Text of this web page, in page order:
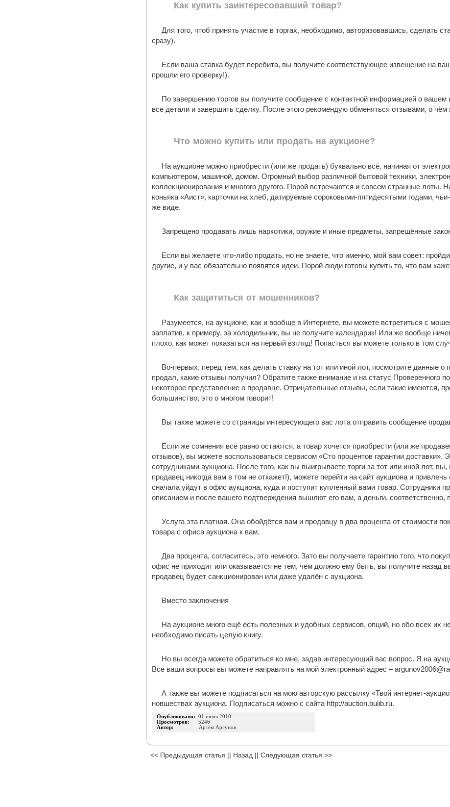
Как купить заинтересовавший товар?
Для того, чтоб принять участие в торгах, необходимо, авторизовавшись, сделать
сразу).
Если ваша ставка будет перебита, вы получите соответствующее извещение на
прошли его проверку!).
По завершению торгов вы получите сообщение с контактной информацией о
все детали и завершить сделку. После этого рекомендую обменяться отзывами, о
Что можно купить или продать на аукционе?
На аукционе можно приобрести (или же продать) буквально всё, начиная от
компьютером, машиной, домом. Огромный выбор различной бытовой техники,
коллекционирования и многого другого. Порой встречаются и совсем странные лоты.
коньяка «Аист», карточки на хлеб, датируемые сороковыми-пятидесятыми годами,
же виде.
Запрещено продавать лишь наркотики, оружие и иные предметы, запрещённые
Если вы желаете что-либо продать, но не знаете, что именно, мой вам совет:
другие, и у вас обязательно появятся идеи. Порой люди готовы купить то, что вам
Как защититься от мошенников?
Разумеется, на аукционе, как и вообще в Интернете, вы можете встретиться с
заплатив, к примеру, за холодильник, вы не получите календарик! Или же вообще
плохо, как может показаться на первый взгляд! Попасться вы можете только в том
Во-первых, перед тем, как делать ставку на тот или иной лот, посмотрите данные
продал, какие отзывы получил? Обратите также внимание и на статус Проверенного
некоторое представление о продавце. Отрицательные отзывы, если такие имеются,
большинство, это о многом говорит!
Вы также можете со страницы интересующего вас лота отправить сообщение
Если же сомнения всё равно остаются, а товар хочется приобрести (или же
отзывов), вы можете воспользоваться сервисом «Сто процентов гарантии доставки».
сотрудниками аукциона. После того, как вы выигрываете торги за тот или иной лот,
продавец никогда вам в том не откажет!), можете перейти на сайт аукциона и
сначала уйдут в офис аукциона, куда и поступит купленный вами товар. Сотрудники
описанием и после вашего подтверждения вышлют его вам, а деньги, соответственно,
Услуга эта платная. Она обойдётся вам и продавцу в два процента от стоимости
товара с офиса аукциона к вам.
Два процента, согласитесь, это немного. Зато вы получаете гарантию того, что
офис не приходит или оказывается не тем, чем должно ему быть, вы получите назад
продавец будет санкционирован или даже удалён с аукциона.
Вместо заключения
На аукционе много ещё есть полезных и удобных сервисов, опций, но обо всех их
необходимо писать целую книгу.
Но вы всегда можете обратиться ко мне, задав интересующий вас вопрос. Я на
Все ваши вопросы вы можете направлять на мой электронный адрес –
А также вы можете подписаться на мою авторскую рассылку «Твой интернет-
новшествах аукциона. Подписаться можно с сайта http://auction.bulib.ru.
Опубликовано: 01 июня 2010
Просмотров: 5246
Автор:
Артём Аргунов
<< Предыдущая статья || Назад || Следующая статья >>